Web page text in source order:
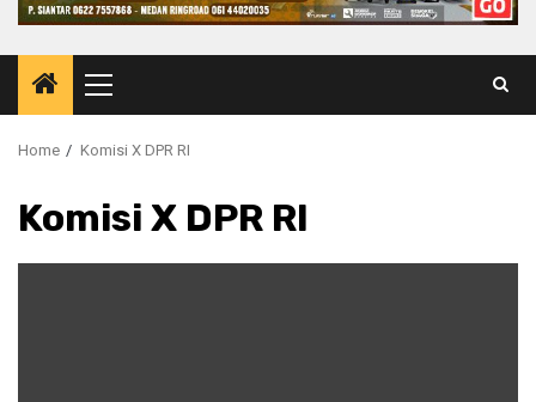
Primary
Menu
Home Komisi X DPR RI
Komisi X DPR RI